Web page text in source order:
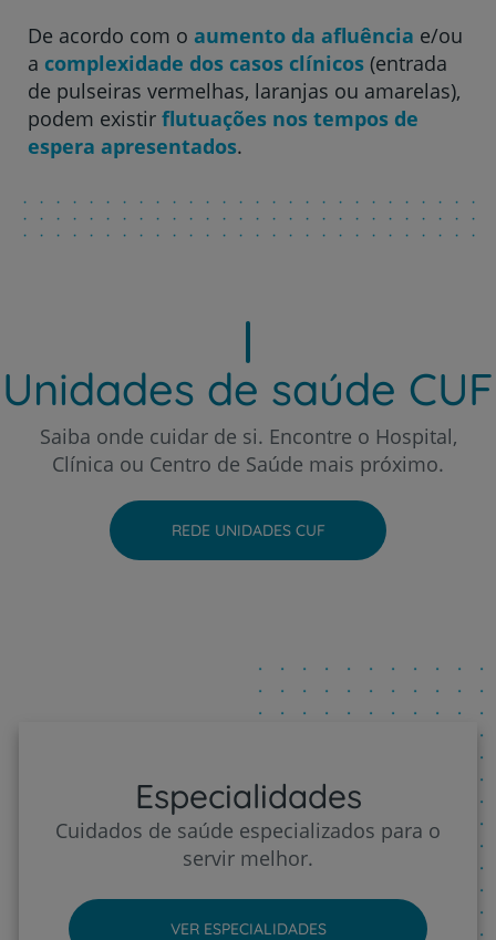
Hospital CUF Madeira
Hospital CUF Santarém
Hospital CUF Sintra
Hospital CUF Tejo - Lisboa
Hospital CUF Torres Vedras
De acordo com o aumento da afluência e/ou
a complexidade dos casos clínicos (entrada
de pulseiras vermelhas, laranjas ou amarelas),
podem existir flutuações nos tempos de
espera apresentados.
Unidades de saúde CUF
Saiba onde cuidar de si. Encontre o Hospital,
Clínica ou Centro de Saúde mais próximo.
REDE UNIDADES CUF
Especialidades
Cuidados de saúde especializados para o
servir melhor.
VER ESPECIALIDADES